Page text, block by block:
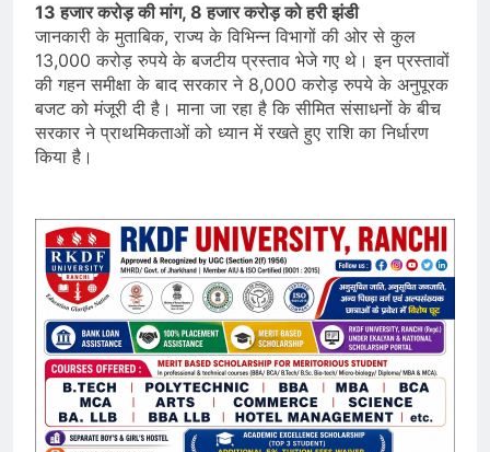
13 हजार करोड़ की मांग, 8 हजार करोड़ को हरी झंडी
जानकारी के मुताबिक, राज्य के विभिन्न विभागों की ओर से कुल
13,000 करोड़ रुपये के बजटीय प्रस्ताव भेजे गए थे। इन प्रस्तावों
की गहन समीक्षा के बाद सरकार ने 8,000 करोड़ रुपये के अनुपूरक
बजट को मंजूरी दी है। माना जा रहा है कि सीमित संसाधनों के बीच
सरकार ने प्राथमिकताओं को ध्यान में रखते हुए राशि का निर्धारण
किया है।